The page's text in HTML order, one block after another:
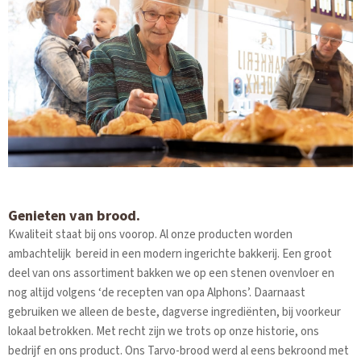
Genieten van brood.
Kwaliteit staat bij ons voorop. Al onze producten worden
ambachtelijk bereid in een modern ingerichte bakkerij. Een groot
deel van ons assortiment bakken we op een stenen ovenvloer en
nog altijd volgens ‘de recepten van opa Alphons’. Daarnaast
gebruiken we alleen de beste, dagverse ingrediënten, bij voorkeur
lokaal betrokken. Met recht zijn we trots op onze historie, ons
bedrijf en ons product. Ons Tarvo-brood werd al eens bekroond met